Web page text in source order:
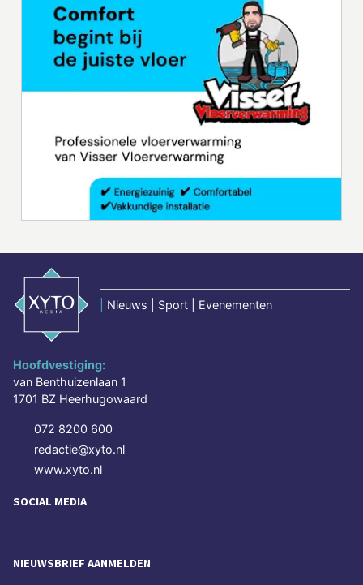
Nieuws | Sport | Evenementen
Hoofdvestiging:
van Benthuizenlaan 1
1701 BZ Heerhugowaard
072 8200 600
redactie@xyto.nl
www.xyto.nl
SOCIAL MEDIA
NIEUWSBRIEF AANMELDEN